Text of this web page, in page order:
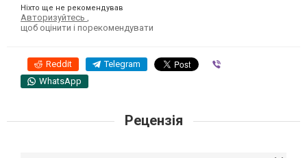
Ніхто ще не рекомендував
Авторизуйтесь
щоб оцінити і порекомендувати
Reddit Telegram
WhatsApp
Рецензія